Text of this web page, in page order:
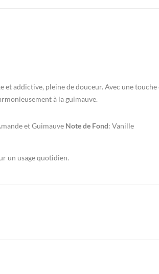
et addictive, pleine de douceur. Avec une
à la guimauve.
et Guimauve Note de Fond: Vanille
un usage quotidien.